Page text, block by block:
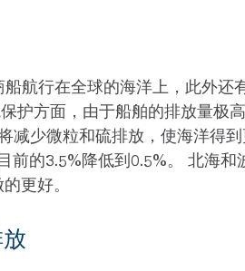
航行在全球的海洋上，此外
护方面，由于船舶的排放量极
减少微粒和硫排放，使海洋得
的3.5%降低到0.5%。 北海
更好。